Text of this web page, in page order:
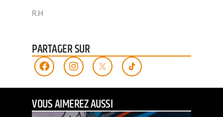
R.H
PARTAGER SUR
VOUS AIMEREZ AUSSI